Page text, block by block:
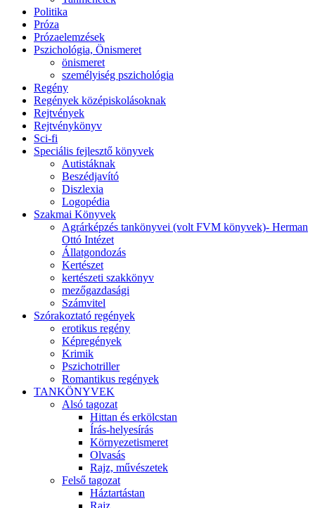
Politika
Próza
Prózaelemzések
Pszichológia, Önismeret
önismeret
személyiség pszichológia
Regény
Regények középiskolásoknak
Rejtvények
Rejtvénykönyv
Sci-fi
Speciális fejlesztő könyvek
Autistáknak
Beszédjavító
Diszlexia
Logopédia
Szakmai Könyvek
Agrárképzés tankönyvei (volt FVM könyvek)- Herman
Ottó Intézet
Állatgondozás
Kertészet
kertészeti szakkönyv
mezőgazdasági
Számvitel
Szórakoztató regények
erotikus regény
Képregények
Krimik
Pszichotriller
Romantikus regények
TANKÖNYVEK
Alsó tagozat
Hittan és erkölcstan
Írás-helyesírás
Környezetismeret
Olvasás
Rajz, művészetek
Felső tagozat
Háztartástan
Rajz